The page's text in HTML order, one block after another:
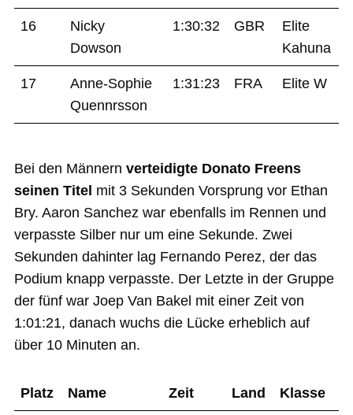
16
Nicky
Dowson
1:30:32 GBR
Elite
Kahuna
17
Anne-Sophie
Quennrsson
1:31:23 FRA Elite W
Bei den Männern verteidigte Donato Freens
seinen Titel mit 3 Sekunden Vorsprung vor Ethan
Bry. Aaron Sanchez war ebenfalls im Rennen und
verpasste Silber nur um eine Sekunde. Zwei
Sekunden dahinter lag Fernando Perez, der das
Podium knapp verpasste. Der Letzte in der Gruppe
der fünf war Joep Van Bakel mit einer Zeit von
1:01:21, danach wuchs die Lücke erheblich auf
über 10 Minuten an.
Platz Name Zeit Land Klasse